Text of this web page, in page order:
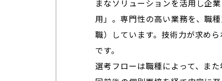
まなソリューションを活用し企
用」。専門性の高い業務を、職
職）しています。技術力が求め
です。
選考フローは職種によって、ま